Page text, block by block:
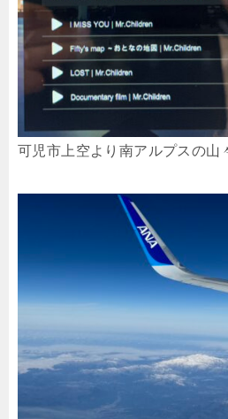
可児市上空より南アルプスの山